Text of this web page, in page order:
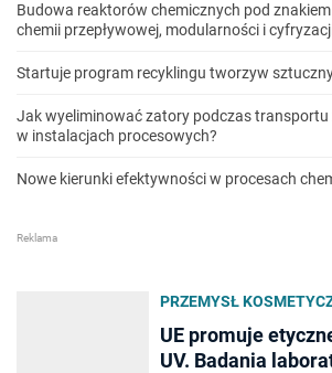
Budowa reaktorów chemicznych pod
chemii przepływowej, modularności i
Startuje program recyklingu tworzyw
Jak wyeliminować zatory podczas transportu
w instalacjach procesowych?
Nowe kierunki efektywności w procesach
PRZEMYSŁ
UE promuje
UV. Badania